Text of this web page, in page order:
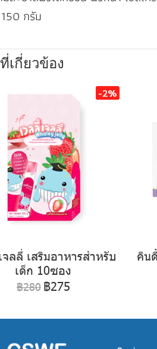
กรัม
เกี่ยวข้อง
-2%
จลลี่ เสริมอาหารสำหรับ
เด็ก 10ซอง
฿280 ฿275
คิน